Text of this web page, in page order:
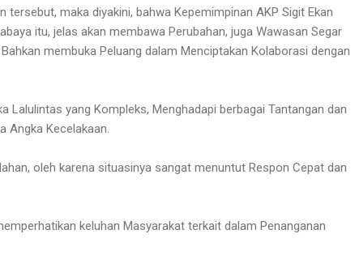
maka diyakini, bahwa Kepemimpinan AKP Sigit Ekan
itu, jelas akan membawa Perubahan, juga Wawasan Segar
membuka Peluang dalam Menciptakan Kolaborasi dengan
Lalulintas yang Kompleks, Menghadapi berbagai Tantangan dan
Angka Kecelakaan.
oleh karena situasinya sangat menuntut Respon Cepat dan
keluhan Masyarakat terkait dalam Penanganan